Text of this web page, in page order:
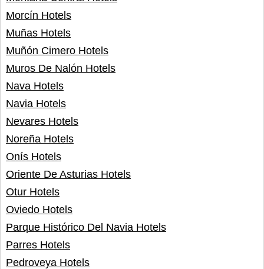
Morcín Hotels
Muñas Hotels
Muñón Cimero Hotels
Muros De Nalón Hotels
Nava Hotels
Navia Hotels
Nevares Hotels
Noreña Hotels
Onís Hotels
Oriente De Asturias Hotels
Otur Hotels
Oviedo Hotels
Parque Histórico Del Navia Hotels
Parres Hotels
Pedroveya Hotels